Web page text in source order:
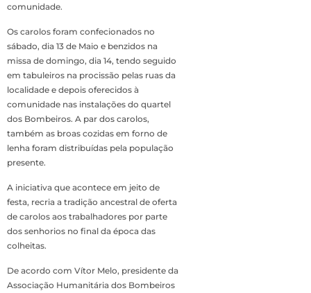
comunidade.
Os carolos foram confecionados no
sábado, dia 13 de Maio e benzidos na
missa de domingo, dia 14, tendo seguido
em tabuleiros na procissão pelas ruas da
localidade e depois oferecidos à
comunidade nas instalações do quartel
dos Bombeiros. A par dos carolos,
também as broas cozidas em forno de
lenha foram distribuídas pela população
presente.
A iniciativa que acontece em jeito de
festa, recria a tradição ancestral de oferta
de carolos aos trabalhadores por parte
dos senhorios no final da época das
colheitas.
De acordo com Vítor Melo, presidente da
Associação Humanitária dos Bombeiros